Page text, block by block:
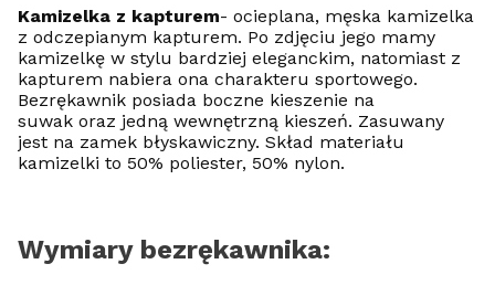
Kamizelka z kapturem- ocieplana, męska kamizelka
z odczepianym kapturem. Po zdjęciu jego mamy
kamizelkę w stylu bardziej eleganckim, natomiast z
kapturem nabiera ona charakteru sportowego.
Bezrękawnik posiada boczne kieszenie na
suwak oraz jedną wewnętrzną kieszeń. Zasuwany
jest na zamek błyskawiczny. Skład materiału
kamizelki to 50% poliester, 50% nylon.
Wymiary bezrękawnika: